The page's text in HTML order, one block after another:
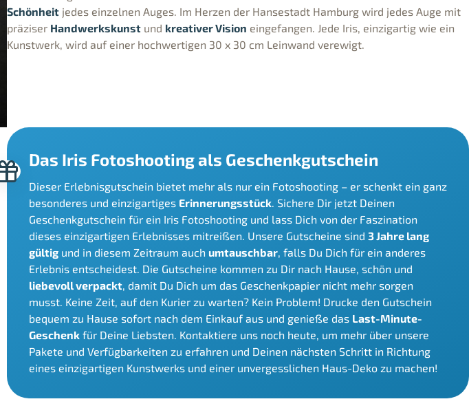
Schönheit jedes einzelnen Auges. Im Herzen der Hansestadt Hamburg wird jedes Auge mit
präziser Handwerkskunst und kreativer Vision eingefangen. Jede Iris, einzigartig wie ein
Kunstwerk, wird auf einer hochwertigen 30 x 30 cm Leinwand verewigt.
Das Iris Fotoshooting als Geschenkgutschein
Dieser Erlebnisgutschein bietet mehr als nur ein Fotoshooting – er schenkt ein ganz
besonderes und einzigartiges Erinnerungsstück . Sichere Dir jetzt Deinen
Geschenkgutschein für ein Iris Fotoshooting und lass Dich von der Faszination
dieses einzigartigen Erlebnisses mitreißen. Unsere Gutscheine sind 3 Jahre lang
gültig und in diesem Zeitraum auch umtauschbar , falls Du Dich für ein anderes
Erlebnis entscheidest. Die Gutscheine kommen zu Dir nach Hause, schön und
liebevoll verpackt , damit Du Dich um das Geschenkpapier nicht mehr sorgen
musst. Keine Zeit, auf den Kurier zu warten? Kein Problem! Drucke den Gutschein
bequem zu Hause sofort nach dem Einkauf aus und genieße das Last-Minute-
Geschenk für Deine Liebsten. Kontaktiere uns noch heute, um mehr über unsere
Pakete und Verfügbarkeiten zu erfahren und Deinen nächsten Schritt in Richtung
eines einzigartigen Kunstwerks und einer unvergesslichen Haus-Deko zu machen!